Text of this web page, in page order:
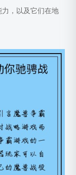
，以及它们在地